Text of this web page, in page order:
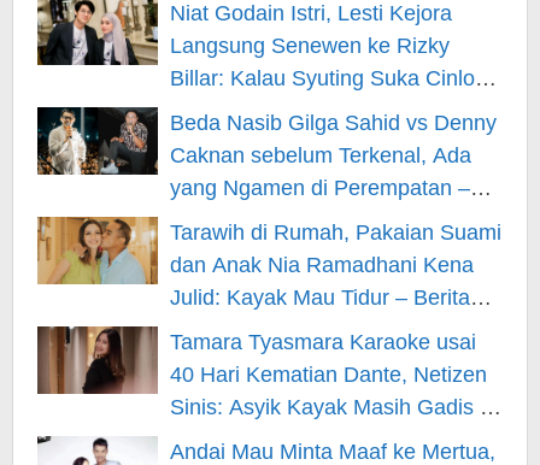
Niat Godain Istri, Lesti Kejora
Langsung Senewen ke Rizky
Billar: Kalau Syuting Suka Cinlok?
– Berita Hiburan
Beda Nasib Gilga Sahid vs Denny
Caknan sebelum Terkenal, Ada
yang Ngamen di Perempatan –
Berita Hiburan
Tarawih di Rumah, Pakaian Suami
dan Anak Nia Ramadhani Kena
Julid: Kayak Mau Tidur – Berita
Hiburan
Tamara Tyasmara Karaoke usai
40 Hari Kematian Dante, Netizen
Sinis: Asyik Kayak Masih Gadis –
Berita Hiburan
Andai Mau Minta Maaf ke Mertua,